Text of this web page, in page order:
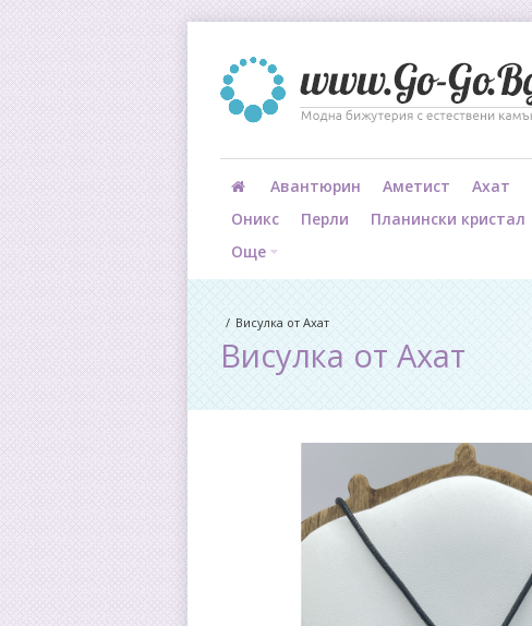
Авантюрин Аметист Ахат
Оникс
Перли Планински кристал
Още
Висулка от Ахат
Висулка от Ахат